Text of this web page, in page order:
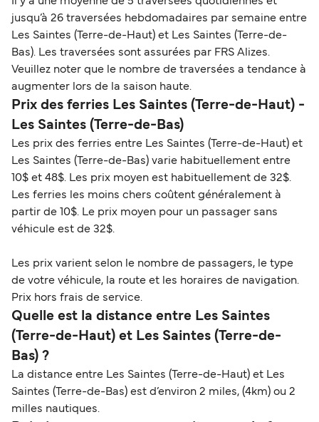
jusqu’à 26 traversées hebdomadaires par semaine entre
Les Saintes (Terre-de-Haut) et Les Saintes (Terre-de-
Bas). Les traversées sont assurées par FRS Alizes.
Veuillez noter que le nombre de traversées a tendance à
augmenter lors de la saison haute.
Prix des ferries Les Saintes (Terre-de-Haut) -
Les Saintes (Terre-de-Bas)
Les prix des ferries entre Les Saintes (Terre-de-Haut) et
Les Saintes (Terre-de-Bas) varie habituellement entre
10$ et 48$. Les prix moyen est habituellement de 32$.
Les ferries les moins chers coûtent généralement à
partir de 10$. Le prix moyen pour un passager sans
véhicule est de 32$.
Les prix varient selon le nombre de passagers, le type
de votre véhicule, la route et les horaires de navigation.
Prix hors frais de service.
Quelle est la distance entre Les Saintes
(Terre-de-Haut) et Les Saintes (Terre-de-
Bas) ?
La distance entre Les Saintes (Terre-de-Haut) et Les
Saintes (Terre-de-Bas) est d’environ 2 miles, (4km) ou 2
milles nautiques.